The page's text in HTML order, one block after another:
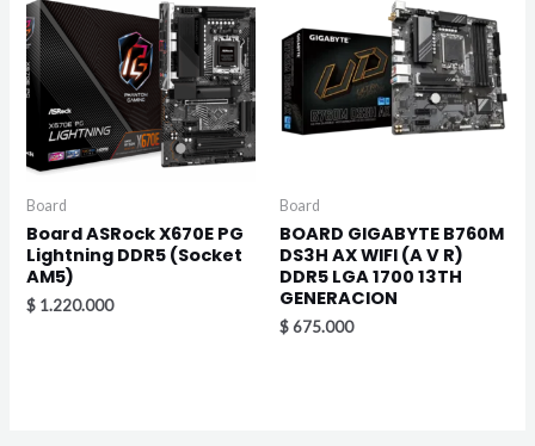
Board
Board ASRock X670E PG
Lightning DDR5 (Socket
AM5)
$ 1.220.000
Board
BOARD GIGABYTE B760M
DS3H AX WIFI (A V R)
DDR5 LGA 1700 13TH
GENERACION
$675.000